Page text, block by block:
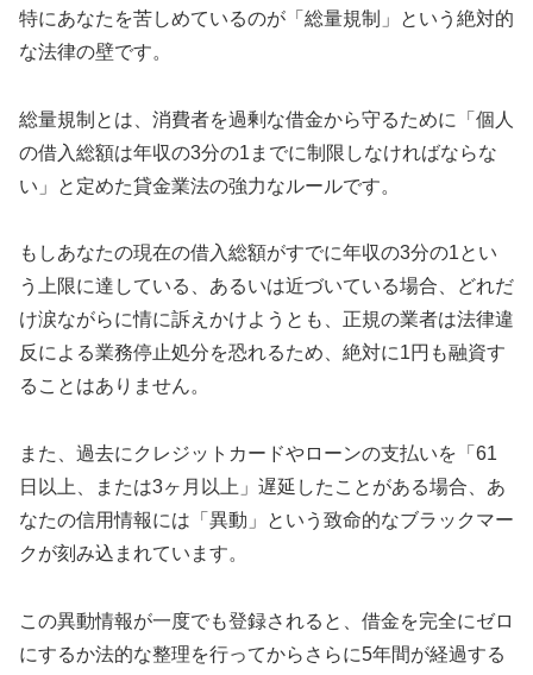
特にあなたを苦しめているのが「総量規制」という絶対的
な法律の壁です。
総量規制とは、消費者を過剰な借金から守るために「個人
の借入総額は年収の3分の1までに制限しなければならな
い」と定めた貸金業法の強力なルールです。
もしあなたの現在の借入総額がすでに年収の3分の1とい
う上限に達している、あるいは近づいている場合、どれだ
け涙ながらに情に訴えかけようとも、正規の業者は法律違
反による業務停止処分を恐れるため、絶対に1円も融資す
ることはありません。
また、過去にクレジットカードやローンの支払いを「61
日以上、または3ヶ月以上」遅延したことがある場合、あ
なたの信用情報には「異動」という致命的なブラックマー
クが刻み込まれています。
この異動情報が一度でも登録されると、借金を完全にゼロ
にするか法的な整理を行ってからさらに5年間が経過する